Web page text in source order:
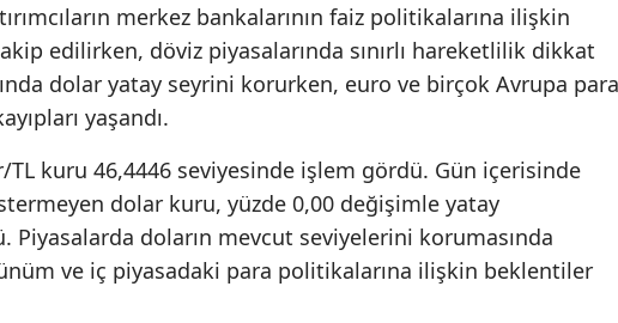
merkez bankalarının faiz politikalarına ilişkin
edilirken, döviz piyasalarında sınırlı hareketlilik dikkat
dolar yatay seyrini korurken, euro ve birçok Avrupa para
yaşandı.
TL kuru 46,4446 seviyesinde işlem gördü. Gün içerisinde
dolar kuru, yüzde 0,00 değişimle yatay
doların mevcut seviyelerini korumasında
ve iç piyasadaki para politikalarına ilişkin beklentiler